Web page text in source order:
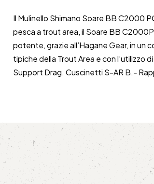
Il Mulinello Shimano Soare BB C2000
pesca a trout area, il Soare BB
potente, grazie all’Hagane Gear, in
tipiche della Trout Area e con l’utilizzo
Support Drag. Cuscinetti S-AR B.-